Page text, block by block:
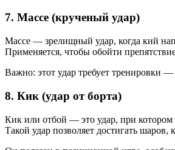
7. Массе (крученый удар)
Массе — зрелищный удар, когда кий
Применяется, чтобы обойти
Важно: этот удар требует тренировки
8. Кик (удар от борта)
Кик или отбой — это удар, при котором
Такой удар позволяет достигать